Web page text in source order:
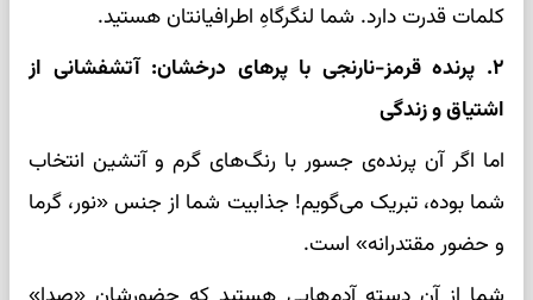
کلمات قدرت دارد. شما لنگرگاهِ اطرافیانتان هستید.
۲. پرنده‌ قرمز-نارنجی با پرهای درخشان: آتشفشانی از
اشتیاق و زندگی
اما اگر آن پرنده‌ی جسور با رنگ‌های گرم و آتشین انتخاب
شما بوده، تبریک می‌گویم! جذابیت شما از جنس «نور، گرما
و حضور مقتدرانه» است.